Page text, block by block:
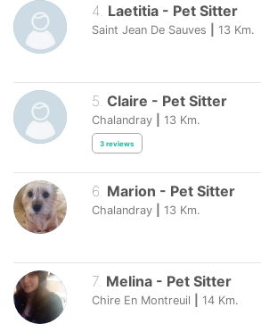
4 Laetitia - Pet Sitter
Saint Jean De Sauves 13 Km.
5 Claire - Pet Sitter
Chalandray 13 Km.
3 reviews
6. Marion - Pet Sitter
Chalandray 13 Km.
7. Melina - Pet Sitter
Chire En Montreuil 14 Km.